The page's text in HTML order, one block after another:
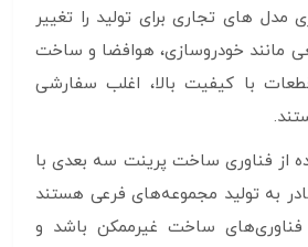
مدل های تجاری برای تولید را تغییر
مانند خودروسازی، هوافضا و ساخت
با کیفیت بالا، اغلب سفارشی
از فناوری ساخت پرینت سه بعدی با
قادر به تولید مجموعه‌های فرعی هستند
فناوری‌های ساخت غیرممکن باشد و